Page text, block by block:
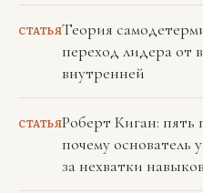
СТАТЬЯТеория
переход лидера от
внутренней
СТАТЬЯРоберт Киган: пять
почему основатель
за нехватки навыков